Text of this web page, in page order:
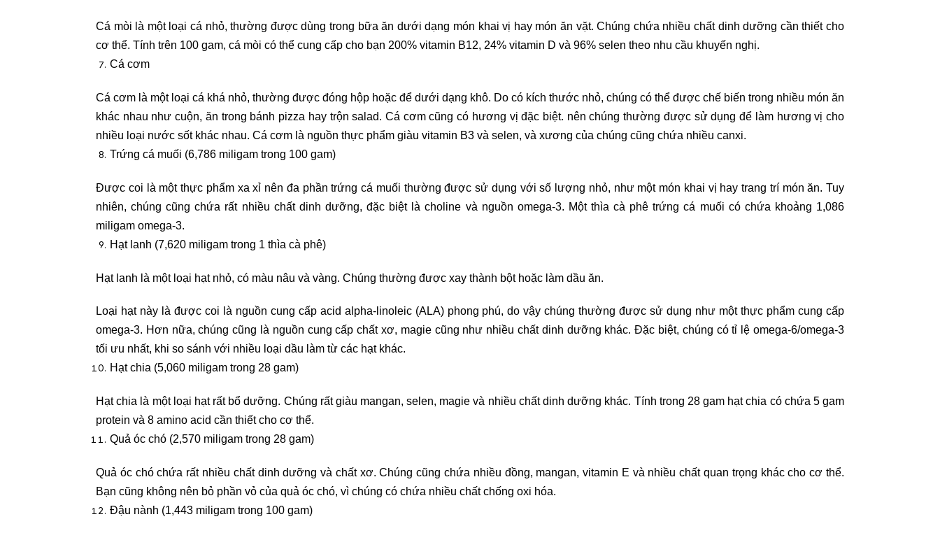
Cá mòi là một loại cá nhỏ, thường được dùng trong bữa ăn dưới dạng món khai vị hay món ăn vặt. Chúng chứa nhiều chất dinh dưỡng cần thiết cho
cơ thể. Tính trên 100 gam, cá mòi có thể cung cấp cho bạn 200% vitamin B12, 24% vitamin D và 96% selen theo nhu cầu khuyến nghị.
Cá cơm
Cá cơm là một loại cá khá nhỏ, thường được đóng hộp hoặc để dưới dạng khô. Do có kích thước nhỏ, chúng có thể được chế biến trong nhiều món ăn
khác nhau như cuộn, ăn trong bánh pizza hay trộn salad. Cá cơm cũng có hương vị đặc biệt. nên chúng thường được sử dụng để làm hương vị cho
nhiều loại nước sốt khác nhau. Cá cơm là nguồn thực phẩm giàu vitamin B3 và selen, và xương của chúng cũng chứa nhiều canxi.
Trứng cá muối (6,786 miligam trong 100 gam)
Được coi là một thực phẩm xa xỉ nên đa phần trứng cá muối thường được sử dụng với số lượng nhỏ, như một món khai vị hay trang trí món ăn. Tuy
nhiên, chúng cũng chứa rất nhiều chất dinh dưỡng, đặc biệt là choline và nguồn omega-3. Một thìa cà phê trứng cá muối có chứa khoảng 1,086
miligam omega-3.
Hạt lanh (7,620 miligam trong 1 thìa cà phê)
Hạt lanh là một loại hạt nhỏ, có màu nâu và vàng. Chúng thường được xay thành bột hoặc làm dầu ăn.
Loại hạt này là được coi là nguồn cung cấp acid alpha-linoleic (ALA) phong phú, do vậy chúng thường được sử dụng như một thực phẩm cung cấp
omega-3. Hơn nữa, chúng cũng là nguồn cung cấp chất xơ, magie cũng như nhiều chất dinh dưỡng khác. Đặc biệt, chúng có tỉ lệ omega-6/omega-3
tối ưu nhất, khi so sánh với nhiều loại dầu làm từ các hạt khác.
Hạt chia (5,060 miligam trong 28 gam)
Hạt chia là một loại hạt rất bổ dưỡng. Chúng rất giàu mangan, selen, magie và nhiều chất dinh dưỡng khác. Tính trong 28 gam hạt chia có chứa 5 gam
protein và 8 amino acid cần thiết cho cơ thể.
Quả óc chó (2,570 miligam trong 28 gam)
Quả óc chó chứa rất nhiều chất dinh dưỡng và chất xơ. Chúng cũng chứa nhiều đồng, mangan, vitamin E và nhiều chất quan trọng khác cho cơ thể.
Bạn cũng không nên bỏ phần vỏ của quả óc chó, vì chúng có chứa nhiều chất chống oxi hóa.
Đậu nành (1,443 miligam trong 100 gam)